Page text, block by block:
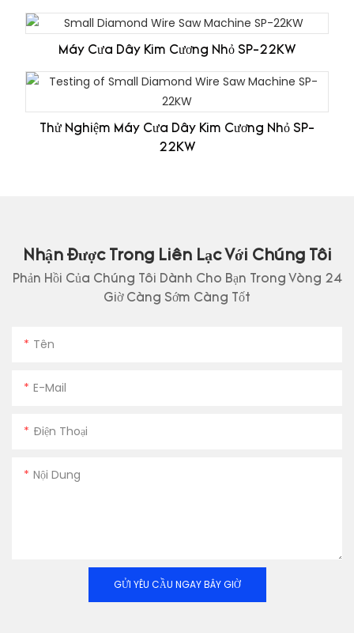
Máy Cưa Dây Kim Cương Nhỏ SP-22KW
Thử Nghiệm Máy Cưa Dây Kim Cương Nhỏ SP-
22KW
Nhận Được Trong Liên Lạc Với Chúng Tôi
Phản Hồi Của Chúng Tôi Dành Cho Bạn Trong Vòng 24
Giờ Càng Sớm Càng Tốt
Tên
E-Mail
Điện Thoại
Nội Dung
GỬI YÊU CẦU NGAY BÂY GIỜ